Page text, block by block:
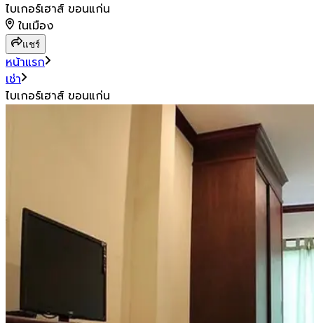
ไบเกอร์เฮาส์ ขอนแก่น
ในเมือง
แชร์
หน้าแรก
เช่า
ไบเกอร์เฮาส์ ขอนแก่น